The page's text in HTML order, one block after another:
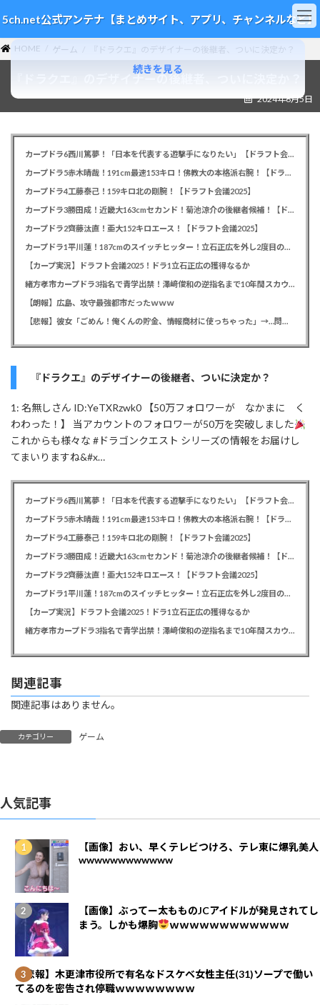
ン
テ
ン
ツ
ビ
ゲ
ー
シ
5ch.net公式アンテナ【まとめサイト、アプリ、チャンネルなど】
HOME ゲーム 『ドラクエ』のデザイナーの後継者、ついに決定か？
『ドラクエ』のデザイナーの後継者、ついに決定か？
2024年6月5日
カープドラ6西川篤夢！「日本を代表する遊撃手になりたい」【ドラフト会議2025】
カープドラ5赤木晴哉！191cm最速153キロ！佛教大の本格派右腕！【ドラフト会議2025】
カープドラ4工藤泰己！159キロ北の剛腕！【ドラフト会議2025】
カープドラ3勝田成！近畿大163cmセカンド！菊池涼介の後継者候補！【ドラフト会議2025】
カープドラ2齊藤汰直！亜大152キロエース！【ドラフト会議2025】
カープドラ1平川蓮！187cmのスイッチヒッター！立石正広を外し2度目の重複も新井監督がクジを引き当てる！【ドラフト会議2025】
【カープ実況】ドラフト会議2025！ドラ1立石正広の獲得なるか
緒方孝市カープドラ3指名で青学出禁！澤﨑俊和の逆指名まで10年間スカウト出禁
【朗報】広島、攻守最強都市だったｗｗｗ
【悲報】彼女「ごめん！俺くんの貯金、情報商材に使っちゃった」→…問い詰めたらギャン泣きされたんだが俺が悪いのか？
『ドラクエ』のデザイナーの後継者、ついに決定か？
1: 名無しさん ID:YeTXRzwk0 【50万フォロワーが なかまに く
わわった！】 当アカウントのフォロワーが50万を突破しました
これからも様々な #ドラゴンクエスト シリーズの情報をお届けし
てまいりますね&#x…
続きを見る
カープドラ6西川篤夢！「日本を代表する遊撃手になりたい」【ドラフト会議2025】
カープドラ5赤木晴哉！191cm最速153キロ！佛教大の本格派右腕！【ドラフト会議2025】
カープドラ4工藤泰己！159キロ北の剛腕！【ドラフト会議2025】
カープドラ3勝田成！近畿大163cmセカンド！菊池涼介の後継者候補！【ドラフト会議2025】
カープドラ2齊藤汰直！亜大152キロエース！【ドラフト会議2025】
カープドラ1平川蓮！187cmのスイッチヒッター！立石正広を外し2度目の重複も新井監督がクジを引き当てる！【ドラフト会議2025】
【カープ実況】ドラフト会議2025！ドラ1立石正広の獲得なるか
緒方孝市カープドラ3指名で青学出禁！澤﨑俊和の逆指名まで10年間スカウト出禁
関連記事
関連記事はありません。
カテゴリー ゲーム
人気記事
【画像】おい、早くテレビつけろ、テレ東に爆乳美人
wwwwwwwwwwww
【画像】ぶってー太もものJCアイドルが発見されてし
まう。しかも爆胸
ｗｗｗｗｗｗｗｗｗｗｗｗ
【悲報】木更津市役所で有名なドスケベ女性主任(31)ソープで働い
てるのを密告され停職ｗｗｗｗｗｗｗｗ